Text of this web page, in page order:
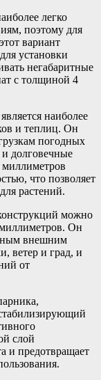
легко
поэтому для
вариант
установки
негабаритные
с толщиной 4
наиболее
и теплиц. Он
погодных
и долговечные
что позволяет
растений.
можно
Он
внешним
ветер и град, и
от
слой
и предотвращает